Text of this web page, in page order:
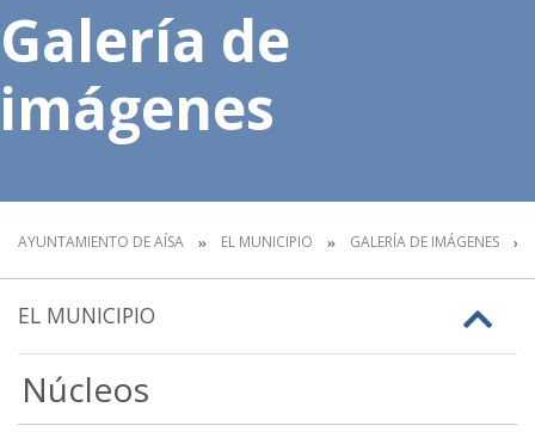
Galería de
imágenes
AYUNTAMIENTO DE AÍSA EL MUNICIPIO GALERÍA DE IMÁGENES
EL MUNICIPIO
Núcleos